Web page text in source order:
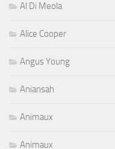
Al Di Meola
Alice Cooper
Angus Young
Aniansah
Animaux
Animaux